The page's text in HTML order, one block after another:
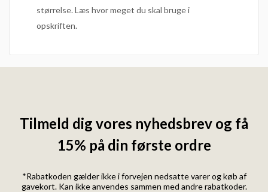
størrelse. Læs hvor meget du skal bruge i
opskriften.
Tilmeld dig vores nyhedsbrev og få
15% på din første ordre
*Rabatkoden gælder ikke i forvejen nedsatte varer og køb af
gavekort. Kan ikke anvendes sammen med andre rabatkoder.